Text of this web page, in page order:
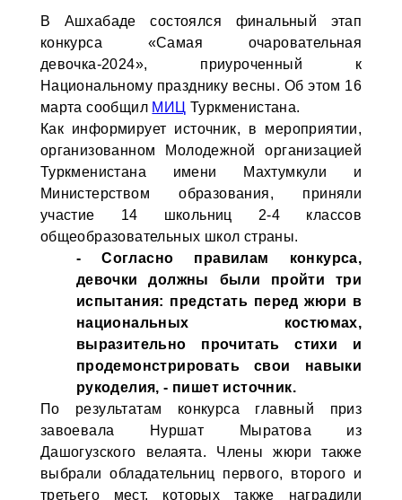
В Ашхабаде состоялся финальный этап
конкурса «Самая очаровательная
девочка-2024», приуроченный к
Национальному празднику весны. Об этом 16
марта сообщил МИЦ Туркменистана.
Как информирует источник, в мероприятии,
организованном Молодежной организацией
Туркменистана имени Махтумкули и
Министерством образования, приняли
участие 14 школьниц 2-4 классов
общеобразовательных школ страны.
- Согласно правилам конкурса,
девочки должны были пройти три
испытания: предстать перед жюри в
национальных костюмах,
выразительно прочитать стихи и
продемонстрировать свои навыки
рукоделия, - пишет источник.
По результатам конкурса главный приз
завоевала Нуршат Мыратова из
Дашогузского велаята. Члены жюри также
выбрали обладательниц первого, второго и
третьего мест, которых также наградили